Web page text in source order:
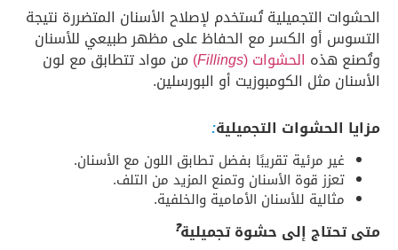
الحشوات التجميلية تُستخدم لإصلاح الأسنان المتضررة نتيجة
التسوس أو الكسر مع الحفاظ على مظهر طبيعي للأسنان
وتُصنع هذه الحشوات (Fillings
) من مواد تتطابق مع لون
الأسنان مثل الكومبوزيت أو البورسلين.
مزايا الحشوات التجميلية:
غير مرئية تقريبًا بفضل تطابق اللون مع الأسنان.
تعزز قوة الأسنان وتمنع المزيد من التلف.
مثالية للأسنان الأمامية والخلفية.
متى تحتاج إلى حشوة تجميلية❓